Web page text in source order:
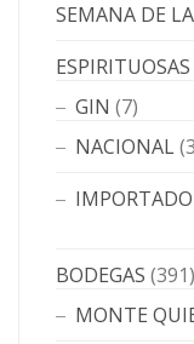
SEMANA DE
ESPIRITUOSAS
GIN (7)
NACIONAL
IMPORTADO
BODEGAS (391)
MONTE